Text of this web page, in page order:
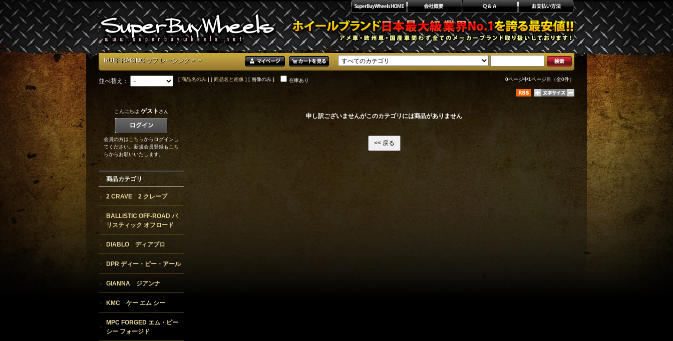
RUFF RACING ラフ レーシング> >
並べ替え： [ 商品名のみ ] [ 商品名と画像 ] [ 画像のみ ] 在庫あり 0ページ中1ページ目（全0件）
申し訳ございませんがこのカテゴリには商品がありません
こんにちは ゲスト さん
会員の方はこちらからログインし
てください。新規会員登録もこち
らからお願いいたします。
商品カテゴリ
2 CRAVE 2 クレーブ
BALLISTIC OFF-ROAD バ
リスティック オフロード
DIABLO ディアブロ
DPR ディー・ピー・アール
GIANNA ジアンナ
KMC ケー エム シー
MPC FORGED エム・ピー
シー フォージド